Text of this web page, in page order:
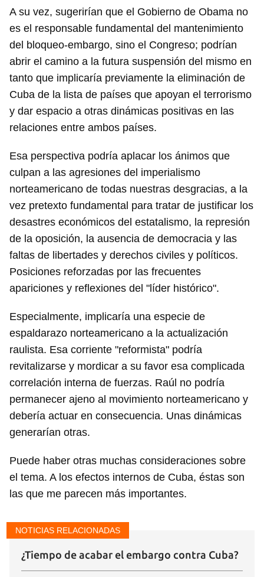
A su vez, sugerirían que el Gobierno de Obama no
es el responsable fundamental del mantenimiento
del bloqueo-embargo, sino el Congreso; podrían
abrir el camino a la futura suspensión del mismo en
tanto que implicaría previamente la eliminación de
Cuba de la lista de países que apoyan el terrorismo
y dar espacio a otras dinámicas positivas en las
relaciones entre ambos países.
Esa perspectiva podría aplacar los ánimos que
culpan a las agresiones del imperialismo
norteamericano de todas nuestras desgracias, a la
vez pretexto fundamental para tratar de justificar los
desastres económicos del estatalismo, la represión
de la oposición, la ausencia de democracia y las
faltas de libertades y derechos civiles y políticos.
Posiciones reforzadas por las frecuentes
apariciones y reflexiones del "líder histórico".
Especialmente, implicaría una especie de
espaldarazo norteamericano a la actualización
raulista. Esa corriente "reformista" podría
revitalizarse y mordicar a su favor esa complicada
correlación interna de fuerzas. Raúl no podría
permanecer ajeno al movimiento norteamericano y
debería actuar en consecuencia. Unas dinámicas
generarían otras.
Puede haber otras muchas consideraciones sobre
el tema. A los efectos internos de Cuba, éstas son
las que me parecen más importantes.
NOTICIAS RELACIONADAS
¿Tiempo de acabar el embargo contra Cuba?